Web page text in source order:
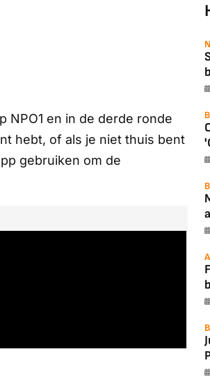
NPO1 en in de derde ronde
hebt, of als je niet thuis bent
gebruiken om de